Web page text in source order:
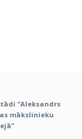
“Aleksandrs
mākslinieku